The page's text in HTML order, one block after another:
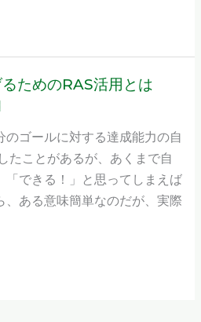
ためのRAS活用とは
のゴールに対する達成能力の自
たことがあるが、あくまで自
「できる！」と思ってしまえば
、ある意味簡単なのだが、実際